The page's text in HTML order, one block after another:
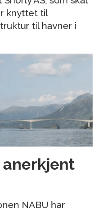
knyttet til
til havner i
NABU har